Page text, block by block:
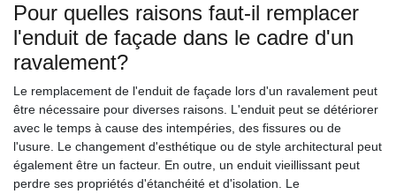
Pour quelles raisons faut-il remplacer
l'enduit de façade dans le cadre d'un
ravalement?
Le remplacement de l'enduit de façade lors d'un ravalement peut
être nécessaire pour diverses raisons. L'enduit peut se détériorer
avec le temps à cause des intempéries, des fissures ou de
l'usure. Le changement d'esthétique ou de style architectural peut
également être un facteur. En outre, un enduit vieillissant peut
perdre ses propriétés d'étanchéité et d'isolation. Le